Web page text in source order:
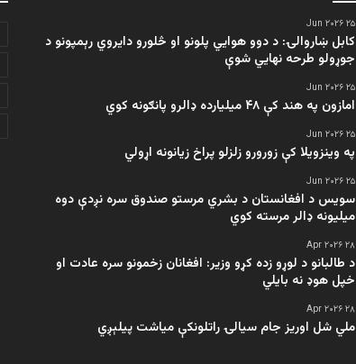
۲۵ Jun ۲۰۲۶
کابل ښاروالۍ: د دوو هوايي پلونو او څلورو دایروي رېمپونو د
جوړولو طرحه نهایي شوې
۲۵ Jun ۲۰۲۶
امازون په هند کې ۴۸ میلیارده ډالرو پانګونه کوي
۲۵ Jun ۲۰۲۶
په وینزویلا کې زورورو زلزلو پراخ زیانونه اړولي
۲۵ Jun ۲۰۲۶
سویس د افغانستان د بشري مرستو صندوق سره نږدې دوه
میلیونه ډالر مرسته کوي
۲۸ Apr ۲۰۲۶
د طالبانو د لوړو زده کړو وزیر: افغانان زخمونو سره عادت او
خپل هوډ نه بایلي
۲۸ Apr ۲۰۲۶
ملي شل اوریز جام سیالۍ راتلونکې میاشت پیلېږي